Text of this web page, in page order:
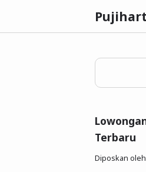
Terbaru
Diposkan oleh